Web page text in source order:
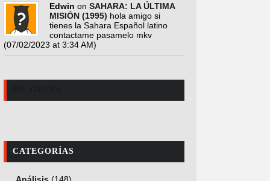
Edwin on SAHARA: LA ÚLTIMA
MISIÓN (1995) hola amigo si
tienes la Sahara Español latino
contactame pasamelo mkv
(07/02/2023 at 3:34 AM)
CATEGORÍAS